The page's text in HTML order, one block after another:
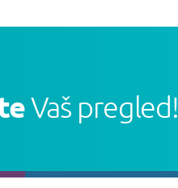
Vaš pregled!